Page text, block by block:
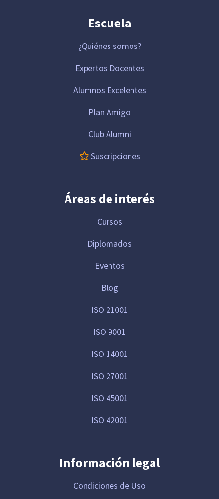
Escuela
¿Quiénes somos?
Expertos Docentes
Alumnos Excelentes
Plan Amigo
Club Alumni
Suscripciones
Áreas de interés
Cursos
Diplomados
Eventos
Blog
ISO 21001
ISO 9001
ISO 14001
ISO 27001
ISO 45001
ISO 42001
Información legal
Condiciones de Uso